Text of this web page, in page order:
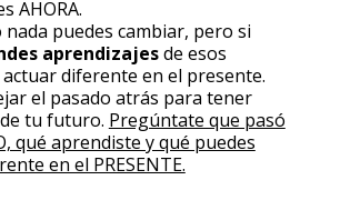
AHORA.
nada puedes cambiar, pero si
aprendizajesde esos
diferente en el presente.
el pasado atrás para tener
tu futuro. Pregúntate que pasó
qué aprendiste y qué puedes
en el PRESENTE.